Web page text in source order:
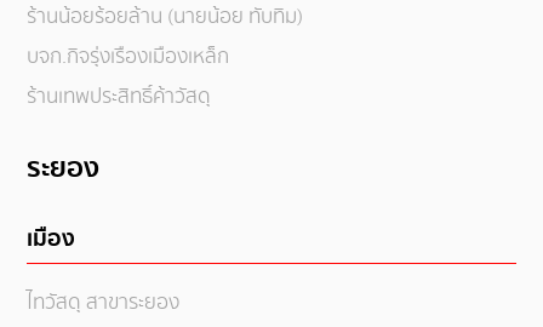
ร้านน้อยร้อยล้าน (นายน้อย ทับทิม)
บจก.กิจรุ่งเรืองเมืองเหล็ก
ร้านเทพประสิทธิ์ค้าวัสดุ
ระยอง
เมือง
ไทวัสดุ สาขาระยอง